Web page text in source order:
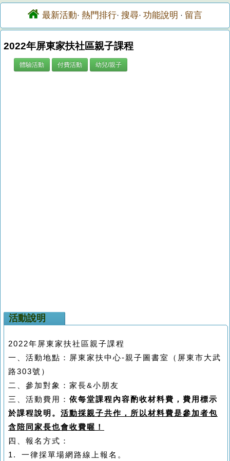
最新活動· 熱門排行· 搜尋· 功能說明 · 留言
2022年屏東家扶社區親子課程
體驗活動 付費活動 幼兒/親子
活動說明
2022年屏東家扶社區親子課程
一、活動地點：屏東家扶中心-親子圖書室（屏東市大武
路303號）
二、參加對象：家長&小朋友
三、活動費用： 依每堂課程內容酌收材料費 ， 費用標示
於課程說明 。 活動採親子共作，所以材料費是參加者包
含陪同家長也會收費喔！
四、報名方式：
1. 一律採單場網路線上報名。